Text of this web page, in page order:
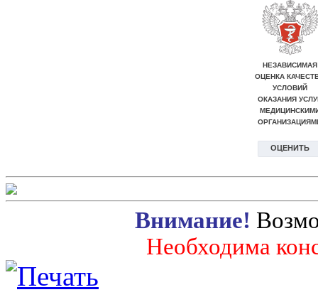
Внимание!
Необходима